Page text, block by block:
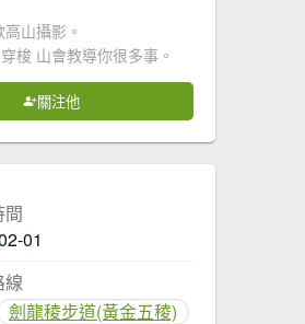
山攝影。
梭 山會教導你很多事。
關注他
間
01
線
劍龍稜步道(黃金五稜)